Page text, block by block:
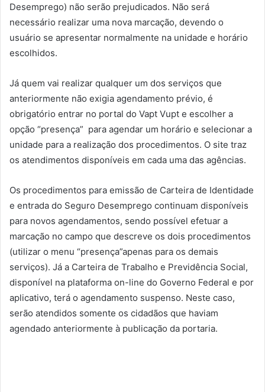
Desemprego) não serão prejudicados. Não será
necessário realizar uma nova marcação, devendo o
usuário se apresentar normalmente na unidade e horário
escolhidos.
Já quem vai realizar qualquer um dos serviços que
anteriormente não exigia agendamento prévio, é
obrigatório entrar no portal do Vapt Vupt e escolher a
opção “presença” para agendar um horário e selecionar a
unidade para a realização dos procedimentos. O site traz
os atendimentos disponíveis em cada uma das agências.
Os procedimentos para emissão de Carteira de Identidade
e entrada do Seguro Desemprego continuam disponíveis
para novos agendamentos, sendo possível efetuar a
marcação no campo que descreve os dois procedimentos
(utilizar o menu “presença”apenas para os demais
serviços). Já a Carteira de Trabalho e Previdência Social,
disponível na plataforma on-line do Governo Federal e por
aplicativo, terá o agendamento suspenso. Neste caso,
serão atendidos somente os cidadãos que haviam
agendado anteriormente à publicação da portaria.